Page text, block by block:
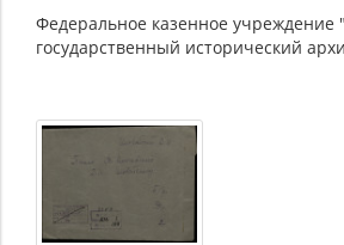
Федеральное казенное учреждение
государственный исторический